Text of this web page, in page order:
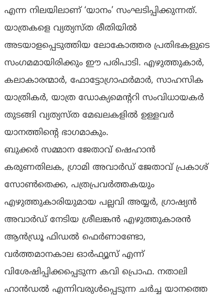
എന്ന നിലയിലാണ് ‘യാനം’ സംഘടിപ്പിക്കുന്നത്.
യാത്രകളെ വ്യത്യസ്ത രീതിയിൽ
അടയാളപ്പെടുത്തിയ ലോകോത്തര പ്രതിഭകളുടെ
സംഗമമായിരിക്കും ഈ പരിപാടി. എഴുത്തുകാർ,
കലാകാരന്മാർ, ഫോട്ടോഗ്രാഫർമാർ, സാഹസിക
യാത്രികർ, യാത്ര ഡോക്യമെന്ററി സംവിധായകർ
തുടങ്ങി വ്യത്യസ്ത മേഖലകളിൽ ഉള്ളവർ
യാനത്തിന്റെ ഭാഗമാകും.
ബുക്കർ സമ്മാന ജേതാവ് ഷെഹാൻ
കരുണതിലക, ഗ്രാമി അവാർഡ് ജേതാവ് പ്രകാശ്
സോൺതെക്ക, പത്രപ്രവർത്തകയും
എഴുത്തുകാരിയുമായ പല്ലവി അയ്യർ, ഗ്രാഷ്യൻ
അവാർഡ് നേടിയ ശ്രീലങ്കൻ എഴുത്തുകാരൻ
ആൻഡ്രൂ ഫിഡൽ ഫെർണാണ്ടോ,
വർത്തമാനകാല ഓർഫ്യൂസ് എന്ന്
വിശേഷിപ്പിക്കപ്പെടുന്ന കവി പ്രൊഫ. നതാലി
ഹാൻഡൽ എന്നിവരുൾപ്പെടുന്ന ചർച്ച യാനത്തെ